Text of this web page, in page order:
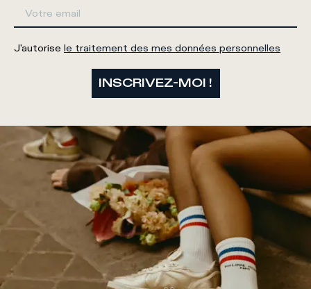
J'autorise le traitement des mes données personnelles
INSCRIVEZ-MOI !